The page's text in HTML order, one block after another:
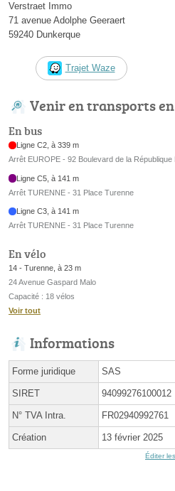
Verstraet Immo
71 avenue Adolphe Geeraert
59240 Dunkerque
Trajet Waze
Venir en transports
En bus
Ligne C2, à 339 m
Arrêt EUROPE - 92 Boulevard de la
Ligne C5, à 141 m
Arrêt TURENNE - 31 Place Turenne
Ligne C3, à 141 m
Arrêt TURENNE - 31 Place Turenne
En vélo
14 - Turenne, à 23 m
24 Avenue Gaspard Malo
Capacité : 18 vélos
Voir tout
Informations
Forme juridique SAS
SIRET 94099276100012
N° TVA Intra. FR02940992761
Création 13 février 2025
Éditer